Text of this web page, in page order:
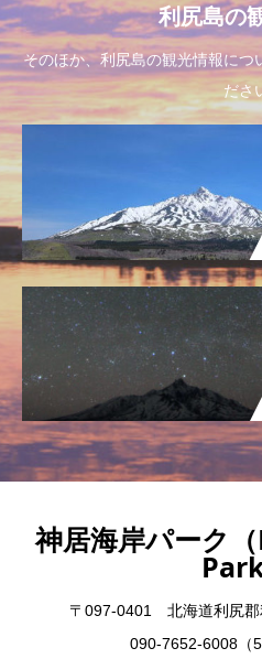
利尻島の
そのほか、利尻島の観光情報につ
ださ
神居海岸パーク
Park
〒097-0401 北海道利尻郡
090-7652-6008（5